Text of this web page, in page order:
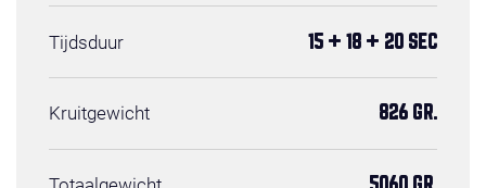
Tijdsduur 15 + 18 + 20 SEC
Kruitgewicht 826 GR.